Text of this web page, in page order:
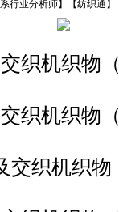
【纺织通 】
行业分析师】
织机织物
织机织物
交织机织